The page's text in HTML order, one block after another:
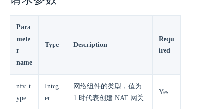
Para
mete
r
name
Type Description
Requ
ired
nfv_t
ype
Integ
er
网络组件的类型，值为
1 时代表创建 NAT 网关
Yes